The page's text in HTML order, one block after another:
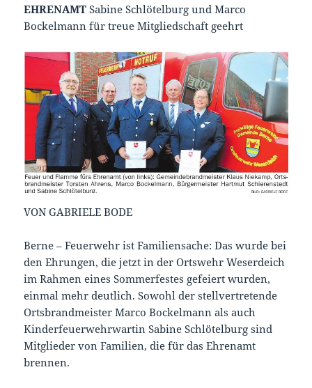
EHRENAMTSabine Schlötelburg und Marco
Bockelmann für treue Mitgliedschaft geehrt
VON GABRIELE BODE
Berne – Feuerwehr ist Familiensache: Das wurde bei
den Ehrungen, die jetzt in der Ortswehr Weserdeich
im Rahmen eines Sommerfestes gefeiert wurden,
einmal mehr deutlich. Sowohl der stellvertretende
Ortsbrandmeister Marco Bockelmann als auch
Kinderfeuerwehrwartin Sabine Schlötelburg sind
Mitglieder von Familien, die für das Ehrenamt
brennen.